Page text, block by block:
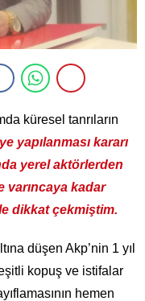
küresel tanrıların
yapılanması kararı
yerel aktörlerden
varıncaya kadar
dikkat çekmiştim.
düşen Akp’nin 1 yıl
kopuş ve istifalar
hemen